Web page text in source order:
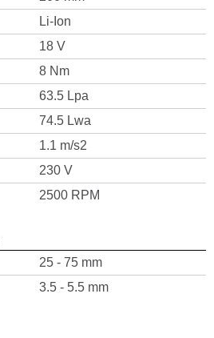
Li-Ion
18 V
8 Nm
63.5 Lpa
74.5 Lwa
1.1 m/s2
230 V
2500 RPM
25 - 75 mm
3.5 - 5.5 mm